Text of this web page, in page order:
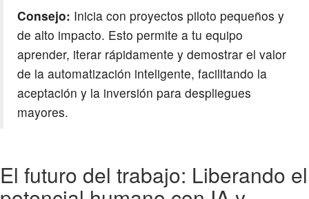
Consejo: Inicia con proyectos piloto pequeños y
de alto impacto. Esto permite a tu equipo
aprender, iterar rápidamente y demostrar el valor
de la automatización inteligente, facilitando la
aceptación y la inversión para despliegues
mayores.
El futuro del trabajo: Liberando el